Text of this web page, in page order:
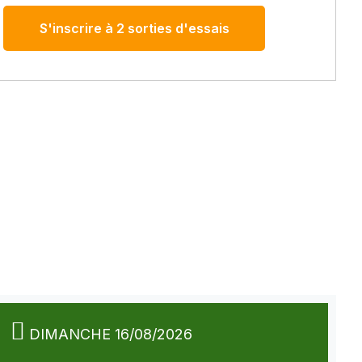
S'inscrire à 2 sorties d'essais
DIMANCHE 16/08/2026